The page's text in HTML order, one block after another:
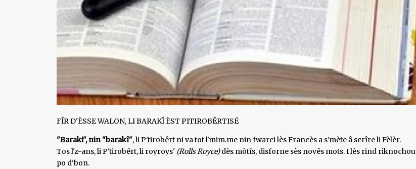
FÎR D'ÈSSE WALON, LI BARAKÎ ÈST PITIROBÊRTISÉ
"Baraki", nin "barakî", li P'tirobêrt ni va tot l'mim.me nin fwarci lès Francès a s'mète â scrîre li Fèlèr.
Tos l'z-ans, li P'tirobêrt, li royroys' (Rolls Royce)dès môtîs, disforne sès novês mots. I lès rind riknochou
po d'bon.